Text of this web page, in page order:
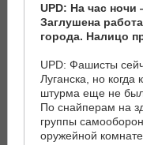
UPD: На час ночи
Заглушена
города. Налицо
UPD: Фашисты
Луганска, но
штурма еще не
По снайперам на
группы
оружейной